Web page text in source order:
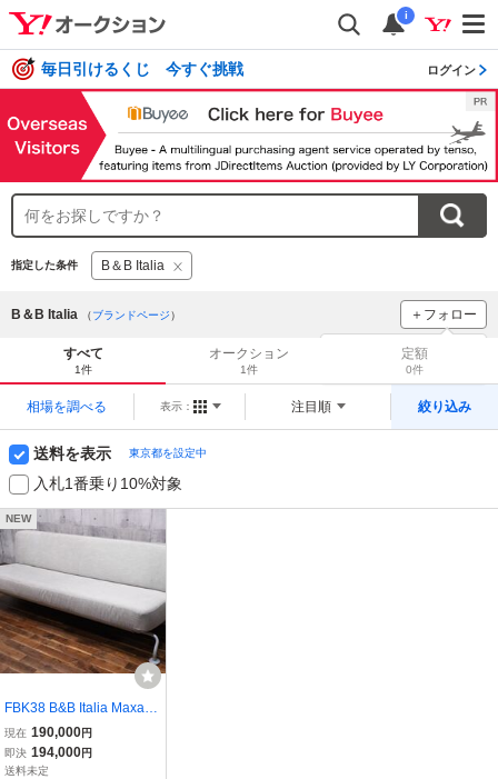
i
毎日引けるくじ 今すぐ挑戦 ログイン
指定した条件 B＆B Italia
B＆B Italia （ブランドページ） ＋フォロー
ブランドをフォロー
をチェック！
すべて
1件
オークション
1件
定額
0件
相場を調べる 表示： 注目順 絞り込み
送料を表示 東京都を設定中
入札1番乗り10%対象
NEW
FBK38 B&B Italia Maxalto
LUNAR 3人掛けソファ マ
クサルト ルナ ソファベッ
ド ジェームズ・アーバイ
現在 190,000円
即決 194,000円
送料未定